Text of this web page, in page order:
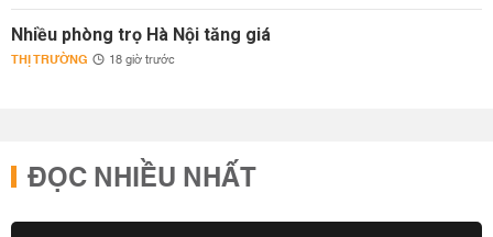
Nhiều phòng trọ Hà Nội tăng giá
THỊ TRƯỜNG 18 giờ trước
ĐỌC NHIỀU NHẤT